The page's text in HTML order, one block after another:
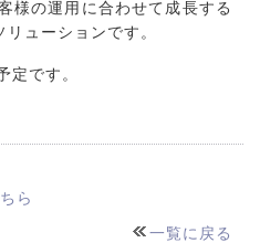
様の運用に合わせて成長する
ューションです。
定です。
ら
一覧に戻る